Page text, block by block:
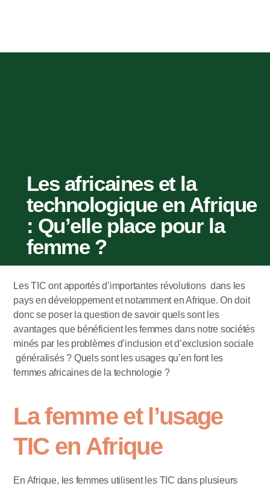
Les africaines et la
technologique en Afrique
: Qu’elle place pour la
femme ?
Les TIC ont apportés d’importantes révolutions dans les
pays en développement et notamment en Afrique. On doit
donc se poser la question de savoir quels sont les
avantages que bénéficient les femmes dans notre sociétés
minés par les problèmes d’inclusion et d’exclusion sociale
généralisés ? Quels sont les usages qu’en font les
femmes africaines de la technologie ?
La femme et l’usage
TIC en Afrique
En Afrique, les femmes utilisent les TIC dans plusieurs